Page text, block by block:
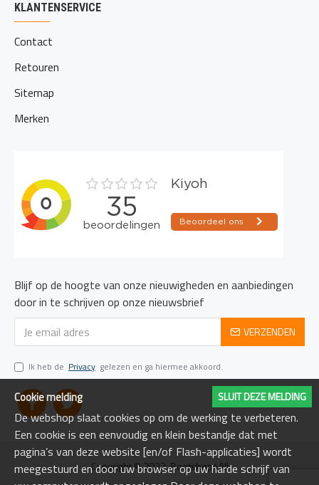
KLANTENSERVICE
Contact
Retouren
Sitemap
Merken
Blijf op de hoogte van onze nieuwigheden en aanbiedingen
door in te schrijven op onze nieuwsbrief
VERZENDEN
Ik heb de Privacy gelezen en ga hiermee akkoord.
Copyright © 2022, Bootshop4All
SLUIT DEZE MELDING
Cookie melding
De webshop slaat cookies op om de werking te verbeteren.
Een cookie is een eenvoudig en klein bestandje dat met
pagina’s van deze website [en/of Flash-applicaties] wordt
meegestuurd en door uw browser op uw harde schrijf van